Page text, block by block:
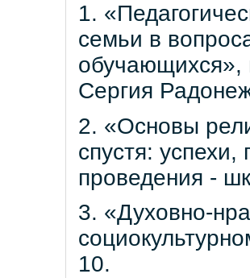
1.
семьи в
обучающихся»,
Сергия
2. «Основы
спустя:
проведения -
3. «Духовно-
10.